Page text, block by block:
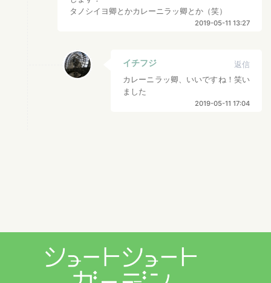
タノシイヨ卿とかカレーニラッ卿とか（笑）
2019-05-11 13:27
イチフジ
返信
カレーニラッ卿、いいですね！笑い
ました
2019-05-11 17:04